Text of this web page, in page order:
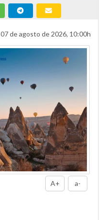
07 de agosto de 2026, 10:00h
A+ a-